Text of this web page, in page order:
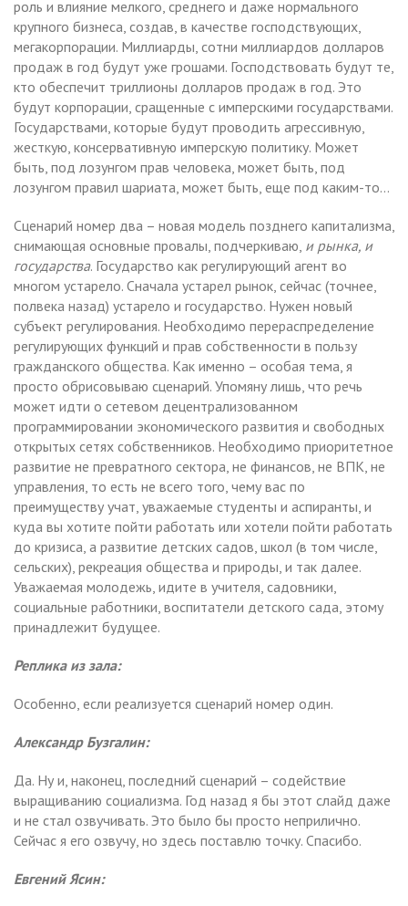
роль и влияние мелкого, среднего и даже нормального
крупного бизнеса, создав, в качестве господствующих,
мегакорпорации. Миллиарды, сотни миллиардов долларов
продаж в год будут уже грошами. Господствовать будут те,
кто обеспечит триллионы долларов продаж в год. Это
будут корпорации, сращенные с имперскими государствами.
Государствами, которые будут проводить агрессивную,
жесткую, консервативную имперскую политику. Может
быть, под лозунгом прав человека, может быть, под
лозунгом правил шариата, может быть, еще под каким-то…
Сценарий номер два – новая модель позднего капитализма,
снимающая основные провалы, подчеркиваю, и рынка, и
государства. Государство как регулирующий агент во
многом устарело. Сначала устарел рынок, сейчас (точнее,
полвека назад) устарело и государство. Нужен новый
субъект регулирования. Необходимо перераспределение
регулирующих функций и прав собственности в пользу
гражданского общества. Как именно – особая тема, я
просто обрисовываю сценарий. Упомяну лишь, что речь
может идти о сетевом децентрализованном
программировании экономического развития и свободных
открытых сетях собственников. Необходимо приоритетное
развитие не превратного сектора, не финансов, не ВПК, не
управления, то есть не всего того, чему вас по
преимуществу учат, уважаемые студенты и аспиранты, и
куда вы хотите пойти работать или хотели пойти работать
до кризиса, а развитие детских садов, школ (в том числе,
сельских), рекреация общества и природы, и так далее.
Уважаемая молодежь, идите в учителя, садовники,
социальные работники, воспитатели детского сада, этому
принадлежит будущее.
Реплика из зала:
Особенно, если реализуется сценарий номер один.
Александр Бузгалин:
Да. Ну и, наконец, последний сценарий – содействие
выращиванию социализма. Год назад я бы этот слайд даже
и не стал озвучивать. Это было бы просто неприлично.
Сейчас я его озвучу, но здесь поставлю точку. Спасибо.
Евгений Ясин: